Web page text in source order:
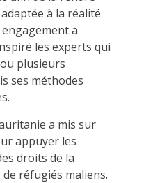
à la réalité
a
les experts qui
plusieurs
ses méthodes
a mis sur
appuyer les
droits de la
réfugiés maliens.